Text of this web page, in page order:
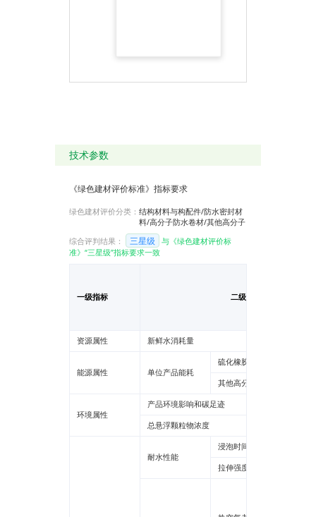
技术参数
《绿色建材评价标准》指标要求
绿色建材评价分类：结构材料与构配件/防水密封材
料/高分子防水卷材/其他高分子
综合评判结果：
三星级
与《绿色建材评价标
准》“三星级”指标要求一致
一级指标 二级指标
资源属性 新鲜水消耗量
能源属性 单位产品能耗
硫化橡胶
其他高分子
环境属性
产品环境影响和碳足迹
总悬浮颗粒物浓度
耐水性能
浸泡时间
拉伸强度保持率